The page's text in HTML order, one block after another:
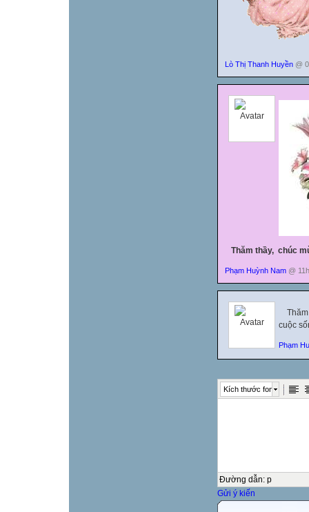
Lò Thị Thanh Huyền @
Thăm thầy, chúc
Phạm Huỳnh Nam @
Thăm
cuộc
Phạm
Kích thước font
Đường dẫn: p
Gửi ý kiến